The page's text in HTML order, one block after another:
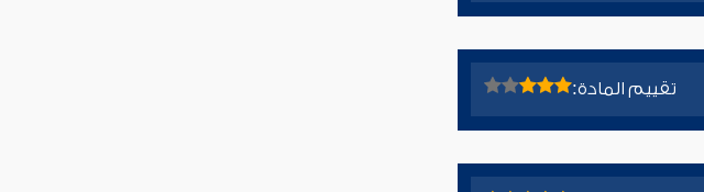
تقييم المادة: